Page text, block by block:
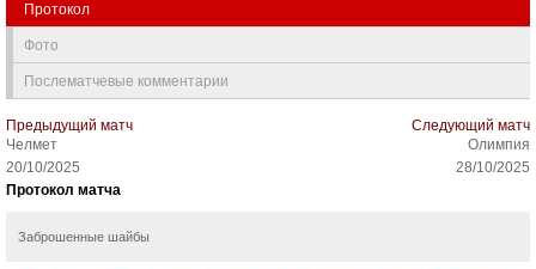
Протокол
Фото
Послематчевые комментарии
Предыдущий матч
Челмет
20/10/2025
Следующий матч
Олимпия
28/10/2025
Протокол матча
Заброшенные шайбы